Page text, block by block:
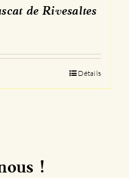
de Rivesaltes
Détails
!